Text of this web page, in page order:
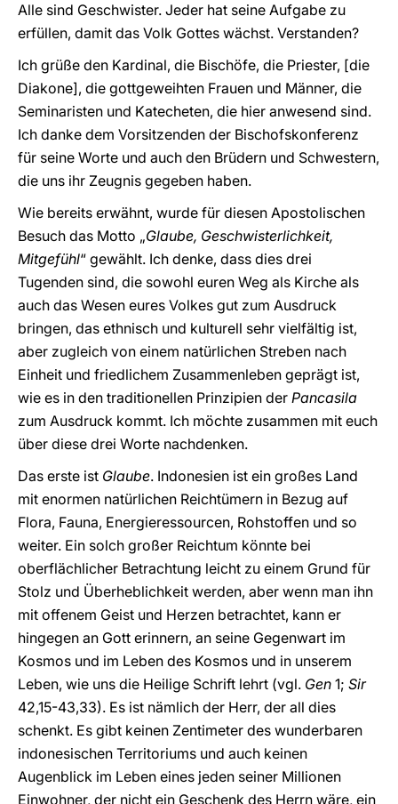
Alle sind Geschwister. Jeder hat seine Aufgabe zu
erfüllen, damit das Volk Gottes wächst. Verstanden?
Ich grüße den Kardinal, die Bischöfe, die Priester, [die
Diakone], die gottgeweihten Frauen und Männer, die
Seminaristen und Katecheten, die hier anwesend sind.
Ich danke dem Vorsitzenden der Bischofskonferenz
für seine Worte und auch den Brüdern und Schwestern,
die uns ihr Zeugnis gegeben haben.
Wie bereits erwähnt, wurde für diesen Apostolischen
Besuch das Motto „Glaube, Geschwisterlichkeit,
Mitgefühl“ gewählt. Ich denke, dass dies drei
Tugenden sind, die sowohl euren Weg als Kirche als
auch das Wesen eures Volkes gut zum Ausdruck
bringen, das ethnisch und kulturell sehr vielfältig ist,
aber zugleich von einem natürlichen Streben nach
Einheit und friedlichem Zusammenleben geprägt ist,
wie es in den traditionellen Prinzipien der Pancasila
zum Ausdruck kommt. Ich möchte zusammen mit euch
über diese drei Worte nachdenken.
Das erste ist Glaube. Indonesien ist ein großes Land
mit enormen natürlichen Reichtümern in Bezug auf
Flora, Fauna, Energieressourcen, Rohstoffen und so
weiter. Ein solch großer Reichtum könnte bei
oberflächlicher Betrachtung leicht zu einem Grund für
Stolz und Überheblichkeit werden, aber wenn man ihn
mit offenem Geist und Herzen betrachtet, kann er
hingegen an Gott erinnern, an seine Gegenwart im
Kosmos und im Leben des Kosmos und in unserem
Leben, wie uns die Heilige Schrift lehrt (vgl. Gen 1; Sir
42,15-43,33). Es ist nämlich der Herr, der all dies
schenkt. Es gibt keinen Zentimeter des wunderbaren
indonesischen Territoriums und auch keinen
Augenblick im Leben eines jeden seiner Millionen
Einwohner, der nicht ein Geschenk des Herrn wäre, ein